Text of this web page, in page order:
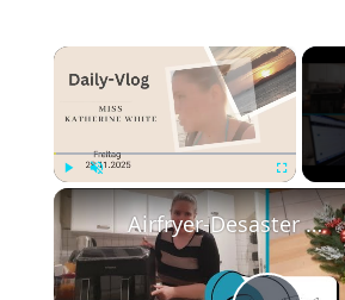
×
Unmute Fullscreen
Airfryer-Desaster 😩, Temu-Paket 📦 & 150 Blog-Posts an einem Wochenende 🤯 | Daily Vlog